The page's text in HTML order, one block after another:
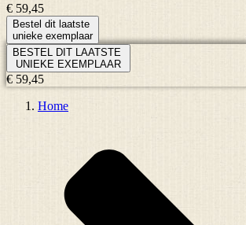
€ 59,45
Bestel dit laatste
unieke exemplaar
BESTEL DIT LAATSTE
UNIEKE EXEMPLAAR
€ 59,45
Home